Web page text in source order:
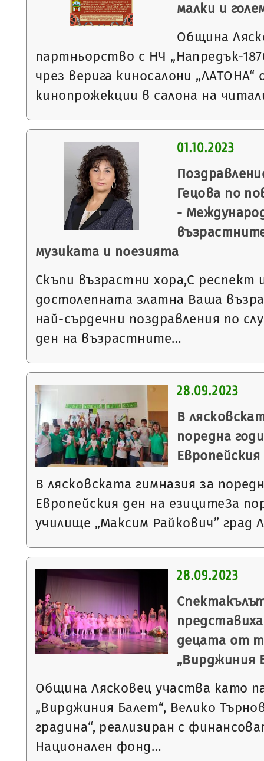
малки и
Община
партньорство с НЧ „Напредък-
чрез верига киносалони
кинопрожекции в салона на
01.10.2023
Гецова по
-
музиката и поезията
Скъпи възрастни хора,С респект
достолепната златна Ваша
най-сърдечни поздравления по
ден на възрастните…
28.09.2023
В
поредна
В лясковската гимназия за
Европейския ден на езицитеЗа
училище „Максим Райкович” град
28.09.2023
децата от
„Вирджиния
Община Лясковец участва като
„Вирджиния Балет“, Велико
градина“, реализиран с
Национален фонд…